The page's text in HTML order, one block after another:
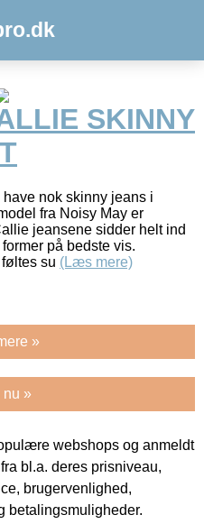
SKINNY
nok skinny jeans i
fra Noisy May er
jeansene sidder helt ind
på bedste vis.
su (Læs mere)
»
nu »
webshops og anmeldt
bl.a. deres prisniveau,
brugervenlighed,
betalingsmuligheder.